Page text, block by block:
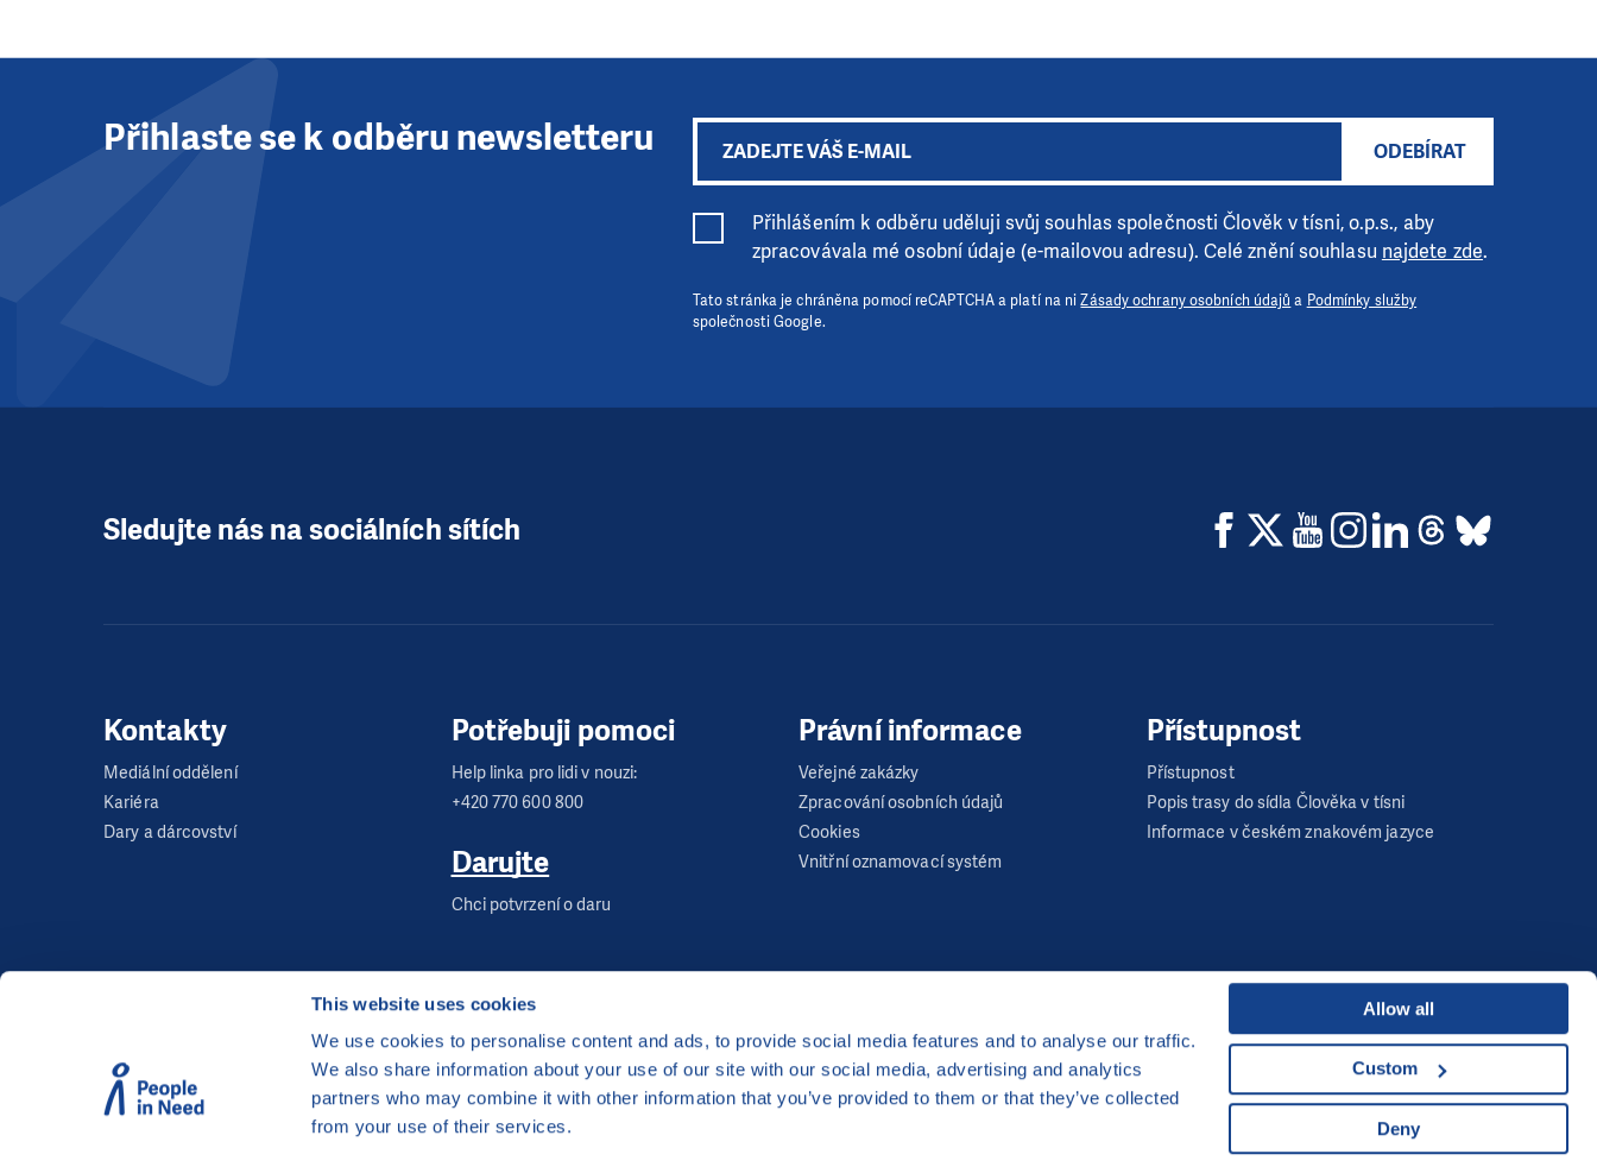
This website uses cookies
We use cookies to personalise content and ads, to provide social media features and to analyse our traffic.
We also share information about your use of our site with our social media, advertising and analytics
partners who may combine it with other information that you’ve provided to them or that they’ve collected
from your use of their services.
Allow all
Custom
Deny
Přihlaste se k odběru newsletteru ODEBÍRAT
Přihlášením k odběru uděluji svůj souhlas společnosti Člověk v tísni, o.p.s., aby
zpracovávala mé osobní údaje (e-mailovou adresu). Celé znění souhlasu najdete zde.
Tato stránka je chráněna pomocí reCAPTCHA a platí na niZásady ochrany osobních údajů a Podmínky služby
společnosti Google.
Sledujte nás na sociálních sítích
Kontakty
Mediální oddělení
Kariéra
Dary a dárcovství
Potřebuji pomoci
Help linka pro lidi v nouzi:
+420 770 600 800
Darujte
Chci potvrzení o daru
Právní informace
Veřejné zakázky
Zpracování osobních údajů
Cookies
Vnitřní oznamovací systém
Přístupnost
Přístupnost
Popis trasy do sídla Člověka v tísni
Informace v českém znakovém jazyce
©Člověk v tísni, o.p.s.
, Šafaříkova 635/24, 120 00 Praha 2
Webová stránka běží na bezplatně poskytnutém server hostingu od
Developed by
UI & UX
Michal KruškaaMichal Brtníček
Vizuální identita